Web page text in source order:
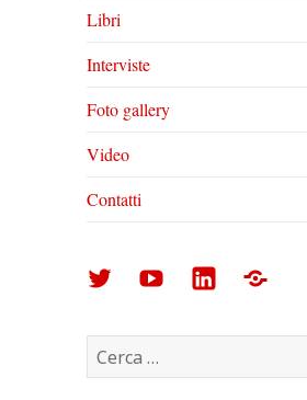
Libri
Interviste
Foto gallery
Video
Contatti
Arturo
Corinto
su
Arturo
Corinto
su
Arturo
su
Foto
Ricerca
per: